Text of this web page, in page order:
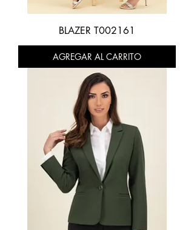
BLAZER T002161
AGREGAR AL CARRITO